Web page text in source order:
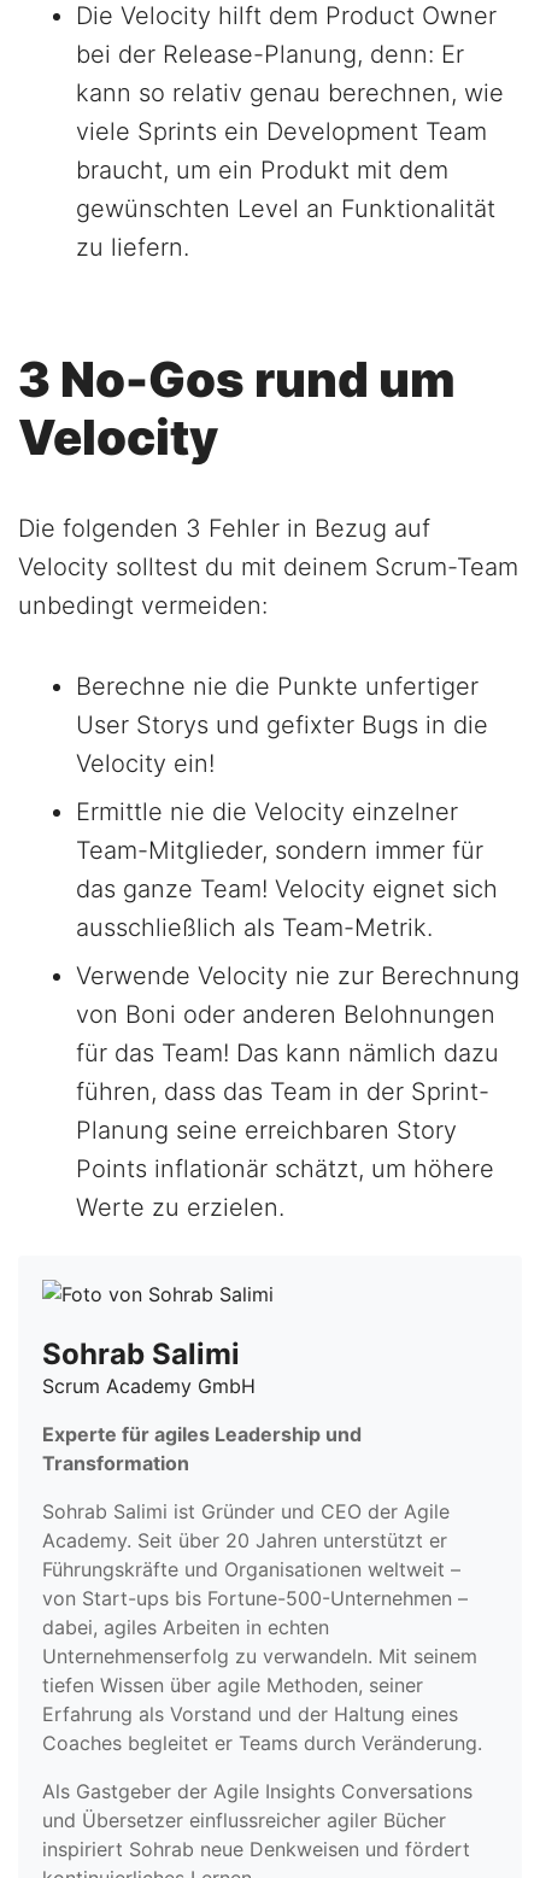
Die Velocity hilft dem Product Owner
bei der Release-Planung, denn: Er
kann so relativ genau berechnen, wie
viele Sprints ein Development Team
braucht, um ein Produkt mit dem
gewünschten Level an Funktionalität
zu liefern.
3 No-Gos rund um
Velocity
Die folgenden 3 Fehler in Bezug auf
Velocity solltest du mit deinem Scrum-Team
unbedingt vermeiden:
Berechne nie die Punkte unfertiger
User Storys und gefixter Bugs in die
Velocity ein!
Ermittle nie die Velocity einzelner
Team-Mitglieder, sondern immer für
das ganze Team! Velocity eignet sich
ausschließlich als Team-Metrik.
Verwende Velocity nie zur Berechnung
von Boni oder anderen Belohnungen
für das Team! Das kann nämlich dazu
führen, dass das Team in der Sprint-
Planung seine erreichbaren Story
Points inflationär schätzt, um höhere
Werte zu erzielen.
Sohrab Salimi
Scrum Academy GmbH
Experte für agiles Leadership und
Transformation
Sohrab Salimi ist Gründer und CEO der Agile
Academy. Seit über 20 Jahren unterstützt er
Führungskräfte und Organisationen weltweit –
von Start-ups bis Fortune-500-Unternehmen –
dabei, agiles Arbeiten in echten
Unternehmenserfolg zu verwandeln. Mit seinem
tiefen Wissen über agile Methoden, seiner
Erfahrung als Vorstand und der Haltung eines
Coaches begleitet er Teams durch Veränderung.
Als Gastgeber der Agile Insights Conversations
und Übersetzer einflussreicher agiler Bücher
inspiriert Sohrab neue Denkweisen und fördert